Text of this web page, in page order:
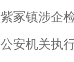
紫冢镇涉企
公安机关执